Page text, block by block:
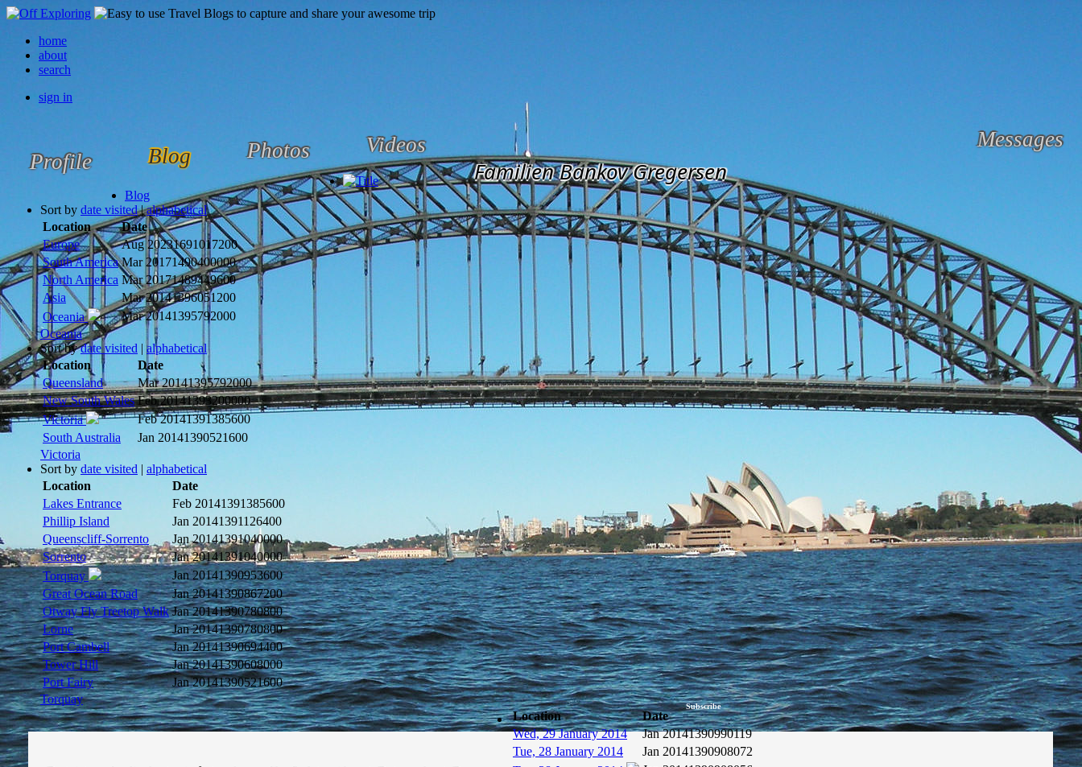
home
about
search
sign in
Profile Blog Photos Videos Messages
Subscribe
Familien Bankov Gregersen
Blog
Sort by date visited | alphabetical
Location
Date
Europe
Aug 20231691017200
South America Mar 20171490400000
North America Mar 20171489449600
Asia
Mar 20141396051200
Oceania
Mar 20141395792000
Oceania
Sort bydate visited | alphabetical
Location
Date
Queensland
Mar 20141395792000
New South Wales Feb 20141393200000
Victoria
Feb 20141391385600
South Australia
Jan 20141390521600
Victoria
Sort by date visited | alphabetical
Location
Date
Lakes Entrance
Feb 20141391385600
Phillip Island
Jan 20141391126400
Queenscliff-Sorrento
Jan 20141391040000
Sorrento
Jan 20141391040000
Torquay
Jan 20141390953600
Great Ocean Road
Jan 20141390867200
Otway Fly Treetop Walk Jan 20141390780800
Lorne
Jan 20141390780800
Port Cambell
Jan 20141390694400
Tower Hill
Jan 20141390608000
Port Fairy
Jan 20141390521600
Torquay
Location
Date
Wed, 29 January 2014
Jan 20141390990119
Tue, 28 January 2014
Jan 20141390908072